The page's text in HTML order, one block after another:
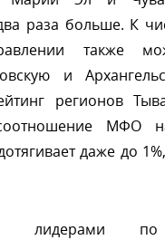
два раза больше. К
также
и
регионов
МФО
даже до
лидерами по